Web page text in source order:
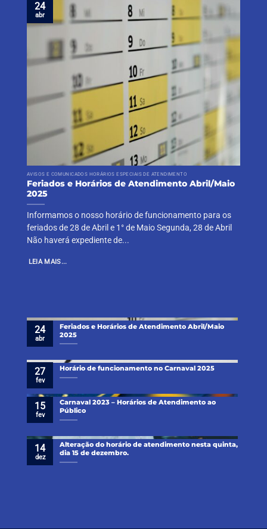
AVISOS E COMUNICADOS HORÁRIOS ESPECIAIS DE ATENDIMENTO
Feriados e Horários de Atendimento Abril/Maio
2025
Informamos o nosso horário de funcionamento para os
feriados de 28 de Abril e 1° de Maio Segunda, 28 de Abril
Não haverá expediente de...
LEIA MAIS...
24
abr
Feriados e Horários de Atendimento Abril/Maio
2025
24
abr
Horário de funcionamento no Carnaval 2025
27
fev
Carnaval 2023 – Horários de Atendimento ao
Público
15
fev
Alteração do horário de atendimento nesta quinta,
dia 15 de dezembro.
14
dez